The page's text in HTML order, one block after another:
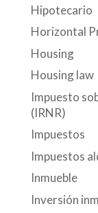
Hipotecario
Horizontal
Housing
Housing law
Impuesto
(IRNR)
Impuestos
Impuestos
Inmueble
Inversión